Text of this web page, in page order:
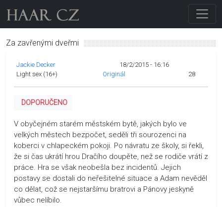
Za zavřenými dveřmi
Jackie Decker
18/2/2015 - 16:16
Light sex (16+)
Originál 28
DOPORUČENO
V obyčejném starém městském bytě, jakých bylo ve
velkých městech bezpočet, seděli tři sourozenci na
koberci v chlapeckém pokoji. Po návratu ze školy, si řekli,
že si čas ukrátí hrou Dračího doupěte, než se rodiče vrátí z
práce. Hra se však neobešla bez incidentů. Jejich
postavy se dostali do neřešitelné situace a Adam nevěděl
co dělat, což se nejstaršímu bratrovi a Pánovy jeskyně
vůbec nelíbilo.